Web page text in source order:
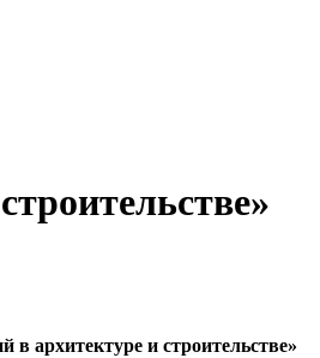
архитектуре и строительстве»